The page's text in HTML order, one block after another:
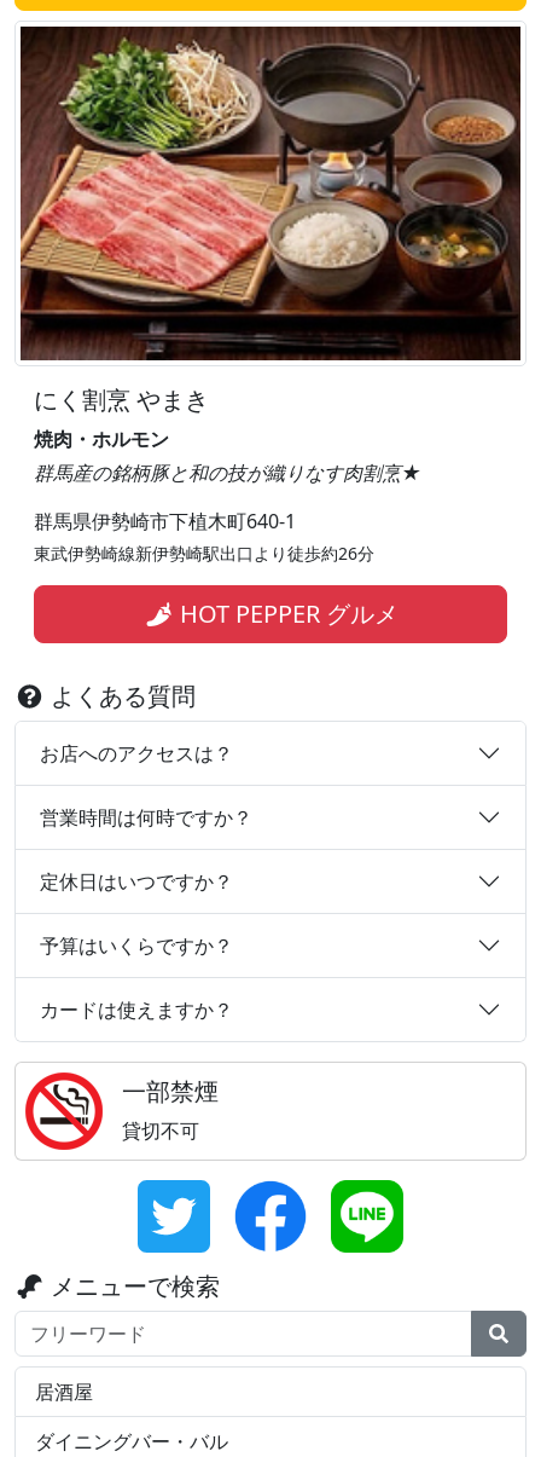
にく割烹 やまき
焼肉・ホルモン
群馬産の銘柄豚と和の技が織りなす肉割烹★
群馬県伊勢崎市下植木町640-1
東武伊勢崎線新伊勢崎駅出口より徒歩約26分
HOT PEPPER グルメ
よくある質問
お店へのアクセスは？
営業時間は何時ですか？
定休日はいつですか？
予算はいくらですか？
カードは使えますか？
一部禁煙
貸切不可
メニューで検索
検索ワード
居酒屋
ダイニングバー・バル